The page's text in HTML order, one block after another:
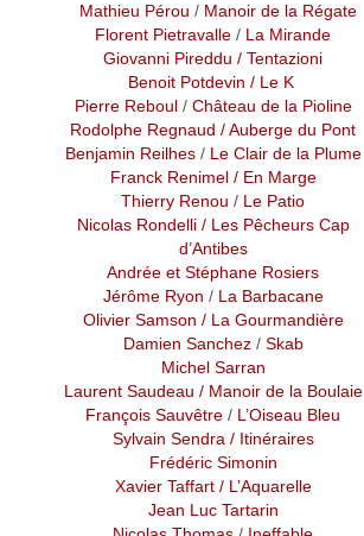
Mathieu Pérou / Manoir de la Régate
Florent Pietravalle / La Mirande
Giovanni Pireddu / Tentazioni
Benoit Potdevin / Le K
Pierre Reboul/ Château de la Pioline
Rodolphe Regnaud / Auberge du Pont
Benjamin Reilhes/ Le Clair de la Plume
Franck Renimel/ En Marge
Thierry Renou / Le Patio
Nicolas Rondelli/ Les Pêcheurs Cap
d’Antibes
Andrée et Stéphane Rosiers
Jérôme Ryon / La Barbacane
Olivier Samson / La Gourmandière
Damien Sanchez/ Skab
Michel Sarran
Laurent Saudeau / Manoir de la Boulaie
François Sauvêtre / L’Oiseau Bleu
Sylvain Sendra / Itinéraires
Frédéric Simonin
Xavier Taffart / L’Aquarelle
Jean Luc Tartarin